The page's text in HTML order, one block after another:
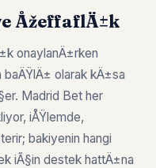
ÅžeffaflÄ±k
onaylanÄ±rken
baÄŸlÄ± olarak kÄ±sa
Madrid Bet her
iÅŸlemde,
bakiyenin hangi
iÃ§in destek hattÄ±na